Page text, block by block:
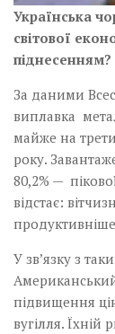
Українська
світової
піднесенням?
За даними
виплавка
майже на
року.
80,2% —
відстає:
У зв’язку з
Американський
підвищення
вугілля.